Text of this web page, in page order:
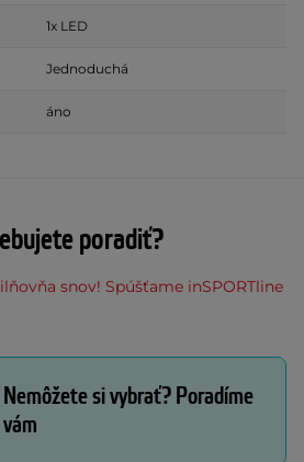
1x LED
Jednoduchá
áno
poradiť?
snov! Spúšťame inSPORTline
Nemôžete si vybrať? Poradíme
vám